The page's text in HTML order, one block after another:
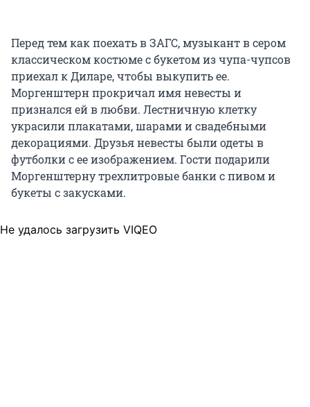
Перед тем как поехать в ЗАГС, музыкант в сером
классическом костюме с букетом из чупа-чупсов
приехал к Диларе, чтобы выкупить ее.
Моргенштерн прокричал имя невесты и
признался ей в любви. Лестничную клетку
украсили плакатами, шарами и свадебными
декорациями. Друзья невесты были одеты в
футболки с ее изображением. Гости подарили
Моргенштерну трехлитровые банки с пивом и
букеты с закусками.
Не удалось загрузить VIQEO